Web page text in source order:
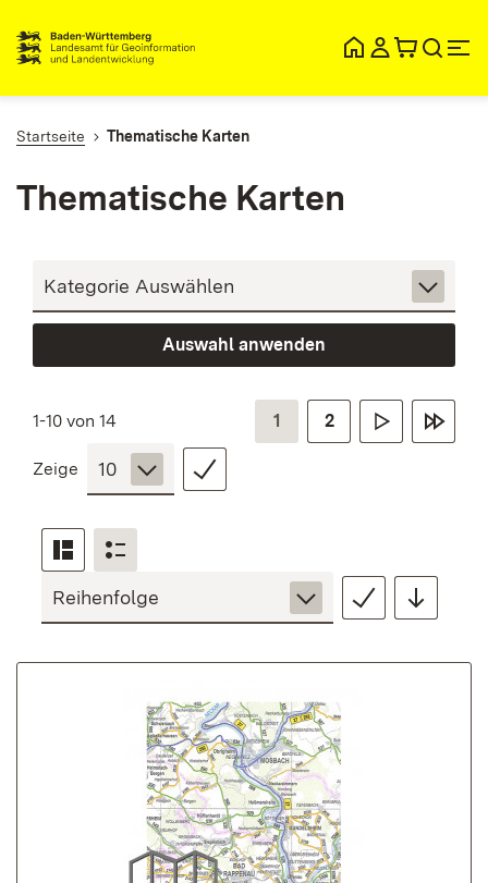
Startseite Thematische Karten
Thematische Karten
Auswahl anwenden
1-10 von 14 1 2
Zeige